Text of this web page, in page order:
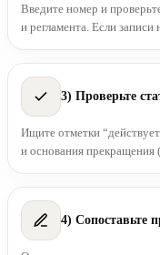
Введите номер и
и регламента. Если
3) Проверьте
Ищите отметки
и основания прекращения
4) Сопоставьте